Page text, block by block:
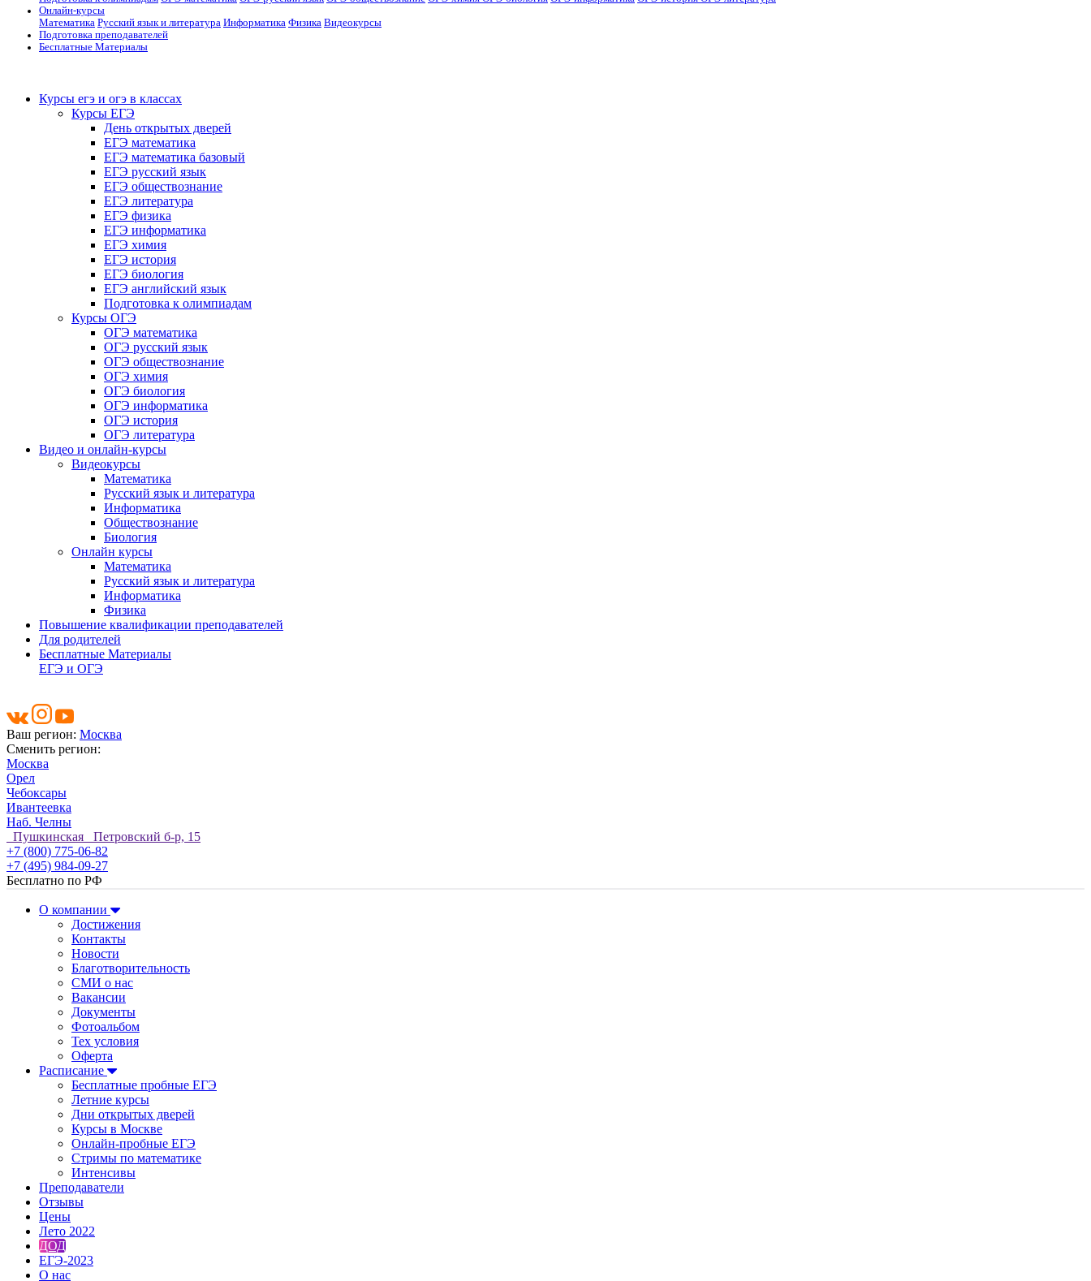
Онлайн-курсы
Математика Русский язык и литература Информатика Физика Видеокурсы
Подготовка преподавателей
Бесплатные Материалы
Курсы егэ и огэ в классах
Курсы ЕГЭ
День открытых дверей
ЕГЭ математика
ЕГЭ математика базовый
ЕГЭ русский язык
ЕГЭ обществознание
ЕГЭ литература
ЕГЭ физика
ЕГЭ информатика
ЕГЭ химия
ЕГЭ история
ЕГЭ биология
ЕГЭ английский язык
Подготовка к олимпиадам
Курсы ОГЭ
ОГЭ математика
ОГЭ русский язык
ОГЭ обществознание
ОГЭ химия
ОГЭ биология
ОГЭ информатика
ОГЭ история
ОГЭ литература
Видео и онлайн-курсы
Видеокурсы
Математика
Русский язык и литература
Информатика
Обществознание
Биология
Онлайн курсы
Математика
Русский язык и литература
Информатика
Физика
Повышение квалификации преподавателей
Для родителей
Бесплатные Материалы
ЕГЭ и ОГЭ
Ваш регион: Москва
Сменить регион:
Москва
Орел
Чебоксары
Ивантеевка
Наб. Челны
Пушкинская Петровский б-р, 15
+7 (800) 775-06-82
+7 (495) 984-09-27
Бесплатно по РФ
О компании
Достижения
Контакты
Новости
Благотворительность
СМИ о нас
Вакансии
Документы
Фотоальбом
Тех условия
Оферта
Расписание
Бесплатные пробные ЕГЭ
Летние курсы
Дни открытых дверей
Курсы в Москве
Онлайн-пробные ЕГЭ
Стримы по математике
Интенсивы
Преподаватели
Отзывы
Цены
Лето 2022
ДОД
ЕГЭ-2023
О нас